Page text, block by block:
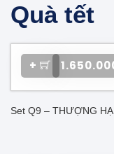
Quà tết
+
Set Q9 – THƯỢNG